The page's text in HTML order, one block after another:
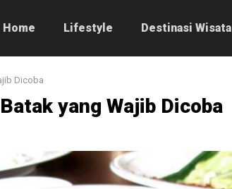
Home Lifestyle Destinasi Wisata
Dicoba
yang Wajib Dicoba